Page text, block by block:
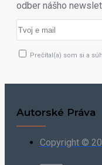
odber nášho
Prečítal(a) som si a
Autorské Práva
Copyright ©